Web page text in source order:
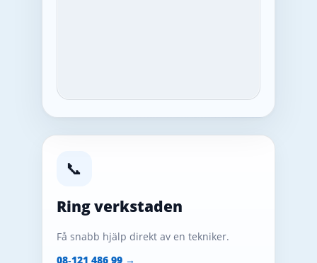
📞
Ring verkstaden
Få snabb hjälp direkt av en tekniker.
08‑121 486 99 →